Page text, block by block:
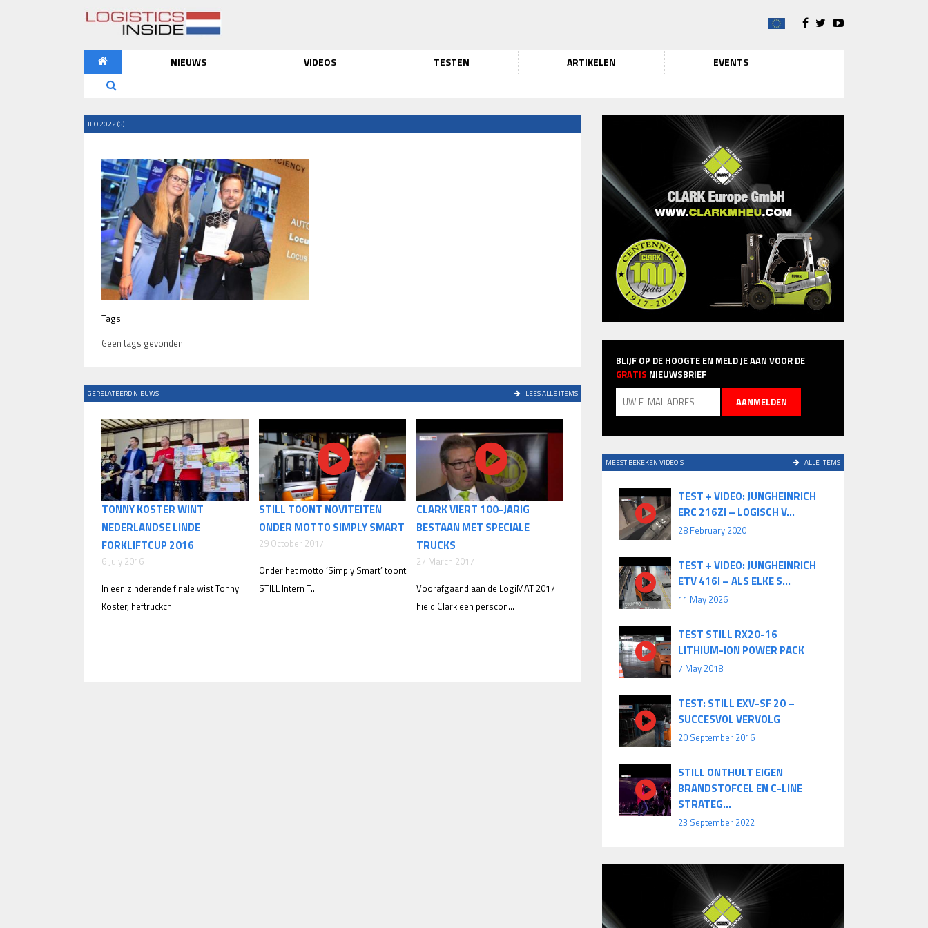
NIEUWS VIDEOS TESTEN ARTIKELEN EVENTS
IFO 2022 (6)
Tags:
Geen tags gevonden
GERELATEERD NIEUWS LEES ALLE ITEMS
TONNY KOSTER WINT
NEDERLANDSE LINDE
FORKLIFTCUP 2016
6 July 2016
In een zinderende finale wist Tonny
Koster, heftruckch...
STILL TOONT NOVITEITEN
ONDER MOTTO SIMPLY SMART
29 October 2017
Onder het motto ‘Simply Smart’ toont
STILL Intern T...
CLARK VIERT 100-JARIG
BESTAAN MET SPECIALE
TRUCKS
27 March 2017
Voorafgaand aan de LogiMAT 2017
hield Clark een perscon...
BLIJF OP DE HOOGTE EN MELD JE AAN VOOR DE
GRATIS NIEUWSBRIEF
MEEST BEKEKEN VIDEO'S ALLE ITEMS
TEST + VIDEO: JUNGHEINRICH
ERC 216ZI – LOGISCH V...
28 February 2020
TEST + VIDEO: JUNGHEINRICH
ETV 416I – ALS ELKE S...
11 May 2026
TEST STILL RX20-16
LITHIUM-ION POWER PACK
7 May 2018
TEST: STILL EXV-SF 20 –
SUCCESVOL VERVOLG
20 September 2016
STILL ONTHULT EIGEN
BRANDSTOFCEL EN C-LINE
STRATEG...
23 September 2022